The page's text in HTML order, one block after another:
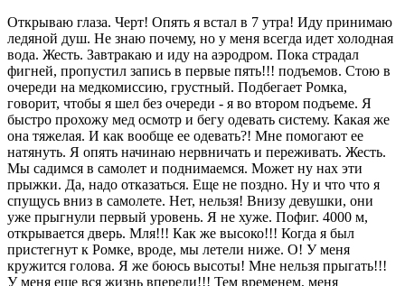
Открываю глаза. Черт! Опять я встал в 7 утра! Иду принимаю
ледяной душ. Не знаю почему, но у меня всегда идет холодная
вода. Жесть. Завтракаю и иду на аэродром. Пока страдал
фигней, пропустил запись в первые пять!!! подъемов. Стою в
очереди на медкомиссию, грустный. Подбегает Ромка,
говорит, чтобы я шел без очереди - я во втором подъеме. Я
быстро прохожу мед осмотр и бегу одевать систему. Какая же
она тяжелая. И как вообще ее одевать?! Мне помогают ее
натянуть. Я опять начинаю нервничать и переживать. Жесть.
Мы садимся в самолет и поднимаемся. Может ну нах эти
прыжки. Да, надо отказаться. Еще не поздно. Ну и что что я
спущусь вниз в самолете. Нет, нельзя! Внизу девушки, они
уже прыгнули первый уровень. Я не хуже. Пофиг. 4000 м,
открывается дверь. Мля!!! Как же высоко!!! Когда я был
пристегнут к Ромке, вроде, мы летели ниже. О! У меня
кружится голова. Я же боюсь высоты! Мне нельзя прыгать!!!
У меня еще вся жизнь впереди!!! Тем временем, меня